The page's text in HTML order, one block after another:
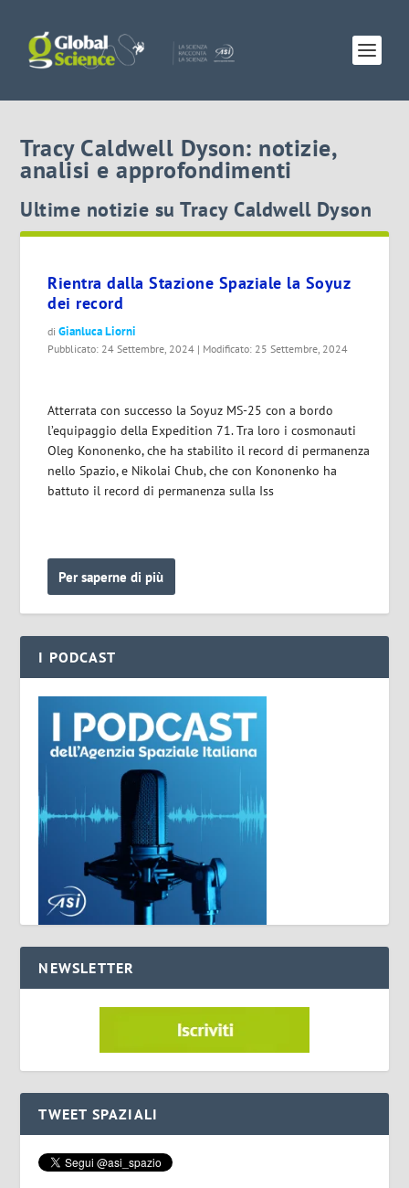
Tracy Caldwell Dyson: notizie,
analisi e approfondimenti
Ultime notizie su Tracy Caldwell Dyson
Rientra dalla Stazione Spaziale la Soyuz
dei record
diGianluca Liorni
Pubblicato: 24 Settembre, 2024 | Modificato: 25 Settembre, 2024
Atterrata con successo la Soyuz MS-25 con a bordo
l’equipaggio della Expedition 71. Tra loro i cosmonauti
Oleg Kononenko, che ha stabilito il record di permanenza
nello Spazio, e Nikolai Chub, che con Kononenko ha
battuto il record di permanenza sulla Iss
Per saperne di più
I PODCAST
NEWSLETTER
TWEET SPAZIALI